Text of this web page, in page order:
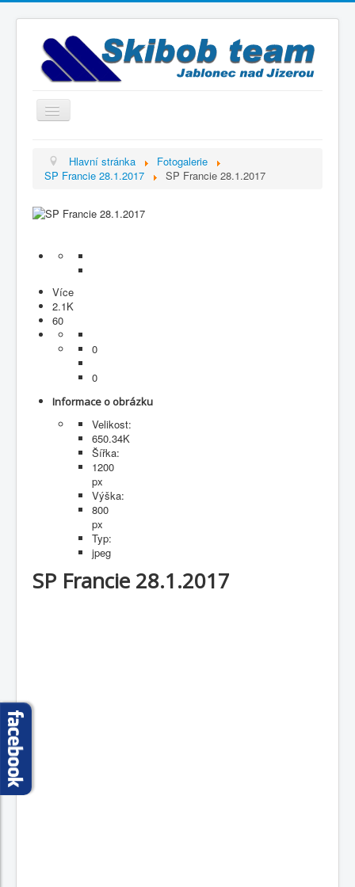
Přepnout
navigaci
Historie
Kontakty
Výsledky
Videogalerie
Fotogalerie
Hlavní stránka
Fotogalerie
SP Francie 28.1.2017
SP Francie 28.1.2017
Více
2.1K
60
0
0
Informace o obrázku
Velikost:
650.34K
Šířka:
1200
px
Výška:
800
px
Typ:
jpeg
SP Francie 28.1.2017